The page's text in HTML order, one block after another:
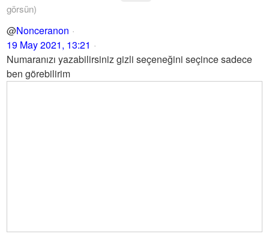
görsün)
@Nonceranon
19 May 2021, 13:21
Numaranızı yazabilirsiniz gizli seçeneğini seçince sadece
ben görebilirim